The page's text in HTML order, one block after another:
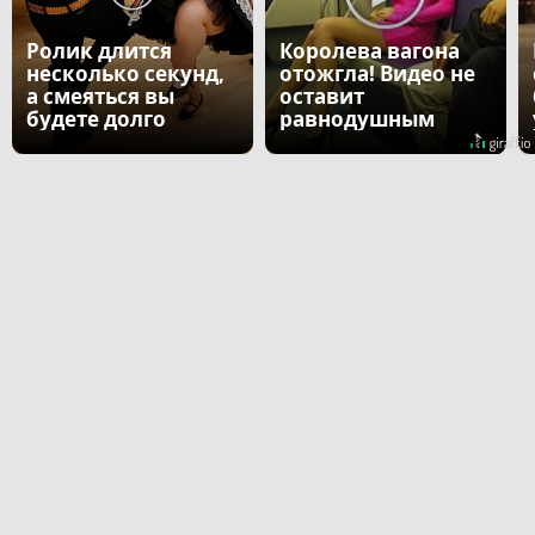
Ролик длится
несколько секунд,
а смеяться вы
будете долго
Королева вагона
отожгла! Видео не
оставит
равнодушным